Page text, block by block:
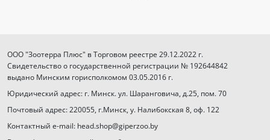
ООО "Зоотерра Плюс" в Торговом реестре 29.12.2022 г.
Свидетельство о государственной регистрации № 192644842
выдано Минским горисполкомом 03.05.2016 г.
Юридический адрес: г. Минск. ул. Шаранговича, д.25, пом. 70
Почтовый адрес: 220055, г.Минск, у. Налибокская 8, оф. 122
Контактный e-mail: head.shop@giperzoo.by